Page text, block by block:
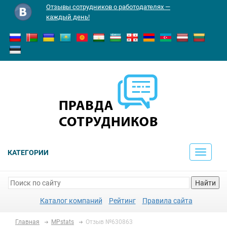
Отзывы сотрудников о работодателях —
каждый день!
КАТЕГОРИИ
Toggle
Найти
Каталог компаний Рейтинг Правила сайта
Главная MPstats Отзыв №630863